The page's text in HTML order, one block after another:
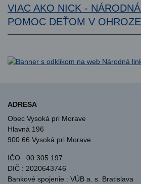
VIAC AKO NICK -
POMOC DEŤOM V
ADRESA
Obec Vysoká pri Morave
Hlavná 196
900 66 Vysoká pri Morave
IČO : 00 305 197
DIČ : 2020643746
Bankové spojenie : VÚB a. s. Bratislava